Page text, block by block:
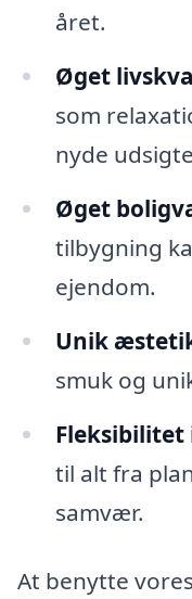
året.
Øget
som
nyde
Øget
tilbygning
ejendom.
Unik
smuk og
Fleksibilitet
til alt fra
samvær.
At benytte